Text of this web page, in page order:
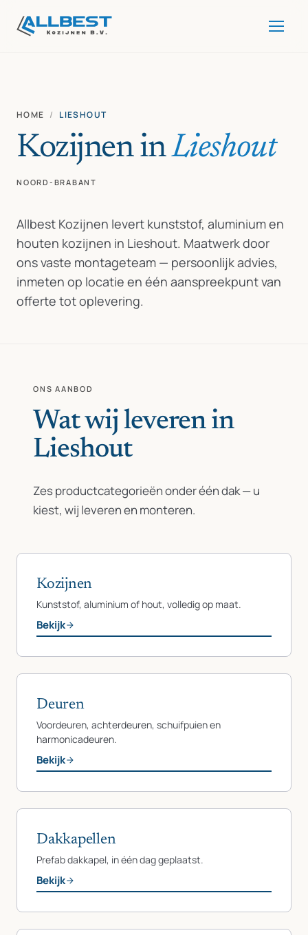
HOME / LIESHOUT
Kozijnen inLieshout
NOORD-BRABANT
Allbest Kozijnen levert kunststof, aluminium en
houten kozijnen in Lieshout. Maatwerk door
ons vaste montageteam — persoonlijk advies,
inmeten op locatie en één aanspreekpunt van
offerte tot oplevering.
ONS AANBOD
Wat wij leveren in
Lieshout
Zes productcategorieën onder één dak — u
kiest, wij leveren en monteren.
Kozijnen
Kunststof, aluminium of hout, volledig op maat.
Bekijk
Deuren
Voordeuren, achterdeuren, schuifpuien en
harmonicadeuren.
Bekijk
Dakkapellen
Prefab dakkapel, in één dag geplaatst.
Bekijk